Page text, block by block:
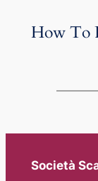
How To
Società